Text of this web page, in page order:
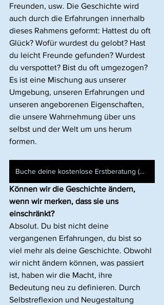
Freunden, usw. Die Geschichte wird
auch durch die Erfahrungen innerhalb
dieses Rahmens geformt: Hattest du oft
Glück? Wofür wurdest du gelobt? Hast
du leicht Freunde gefunden? Wurdest
du verspottet? Bist du oft umgezogen?
Es ist eine Mischung aus unserer
Umgebung, unseren Erfahrungen und
unseren angeborenen Eigenschaften,
die unsere Wahrnehmung über uns
selbst und der Welt um uns herum
formen.
Buche deine kostenlose Erstberatung (Consultation Call)
Können wir die Geschichte ändern,
wenn wir merken, dass sie uns
einschränkt?
Absolut. Du bist nicht deine
vergangenen Erfahrungen, du bist so
viel mehr als deine Geschichte. Obwohl
wir nicht ändern können, was passiert
ist, haben wir die Macht, ihre
Bedeutung neu zu definieren. Durch
Selbstreflexion und Neugestaltung